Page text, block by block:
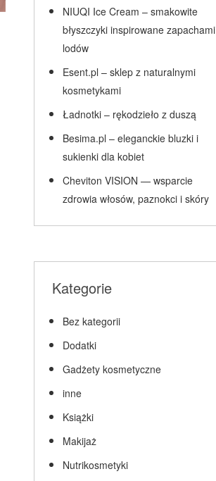
NIUQI Ice Cream – smakowite
błyszczyki inspirowane zapachami
lodów
Esent.pl – sklep z naturalnymi
kosmetykami
Ładnotki – rękodzieło z duszą
Besima.pl – eleganckie bluzki i
sukienki dla kobiet
Cheviton VISION — wsparcie
zdrowia włosów, paznokci i skóry
Kategorie
Bez kategorii
Dodatki
Gadżety kosmetyczne
inne
Książki
Makijaż
Nutrikosmetyki